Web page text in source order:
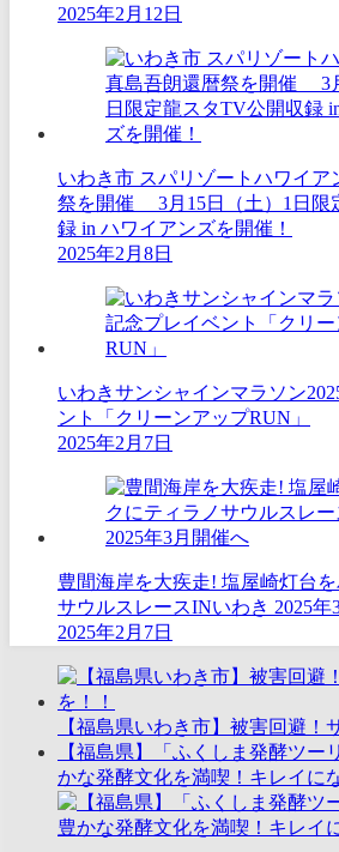
2025年2月12日
いわき市 スパリゾートハワイア
祭を開催 3月15日（土）1日限
録 in ハワイアンズを開催！
2025年2月8日
いわきサンシャインマラソン
ント「クリーンアップRUN」
2025年2月7日
豊間海岸を大疾走! ​塩屋崎灯台
サウルスレースINいわき 2025年
2025年2月7日
【福島県いわき市】被害回避！
【福島県】「ふくしま発酵ツー
かな発酵文化を満喫！キレイに